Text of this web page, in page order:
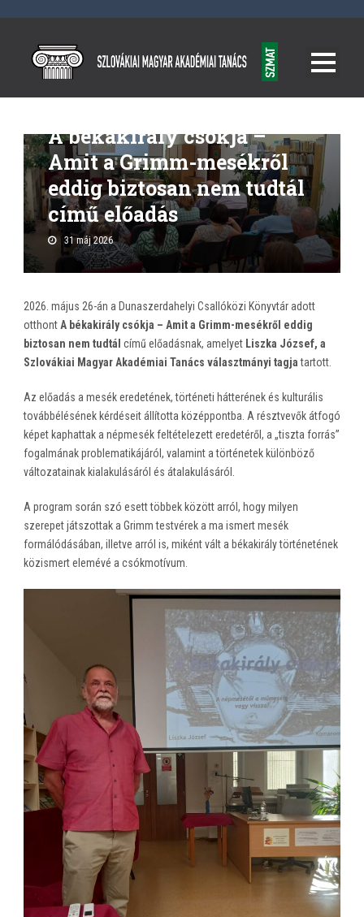
A békakirály csókja –
Amit a Grimm-mesékről
eddig biztosan nem tudtál
című előadás
31 máj 2026
2026. május 26-án a Dunaszerdahelyi Csallóközi Könyvtár adott
otthontA békakirály csókja – Amit a Grimm-mesékről eddig
biztosan nem tudtál című előadásnak, amelyet Liszka József, a
Szlovákiai Magyar Akadémiai Tanács választmányi tagjatartott.
Az előadás a mesék eredetének, történeti hátterének és kulturális
továbbélésének kérdéseit állította középpontba. A résztvevők átfogó
képet kaphattak a népmesék feltételezett eredetéről, a „tiszta forrás”
fogalmának problematikájáról, valamint a történetek különböző
változatainak kialakulásáról és átalakulásáról.
A program során szó esett többek között arról, hogy milyen
szerepet játszottak a Grimm testvérek a ma ismert mesék
formálódásában, illetve arról is, miként vált a békakirály történetének
közismert elemévé a csókmotívum.